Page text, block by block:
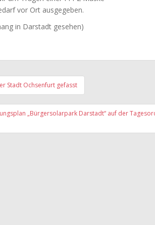
vor Ort ausgegeben.
in Darstadt gesehen)
Stadt Ochsenfurt gefasst
„Bürgersolarpark Darstadt“ auf der